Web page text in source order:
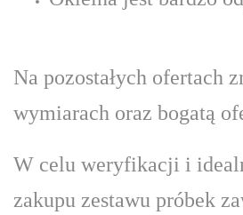
Na pozostałych ofertach
wymiarach oraz bogatą
W celu weryfikacji i
zakupu zestawu próbek